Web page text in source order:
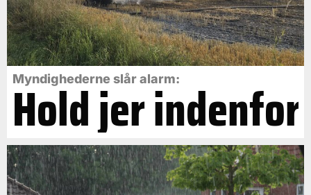
Myndighederne slår alarm:
Hold jer indenfor